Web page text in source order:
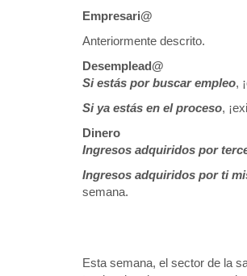
Empresari@
Anteriormente descrito.
Desemplead@
Si estás por buscar empleo,
Si ya estás en el proceso,
Dinero
Ingresos adquiridos por
Ingresos adquiridos por ti
semana.
Esta semana, el sector de la